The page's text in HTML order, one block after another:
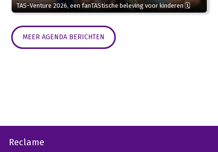
TAS-Venture 2026, een fanTAStische beleving voor kinderen 🗓
MEER AGENDA BERICHTEN
Reclame